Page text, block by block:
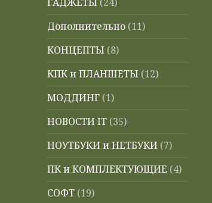
Дополнительно (11)
КОНЦЕПТЫ (8)
КПК и ПЛАНШЕТЫ (12)
МОДДИНГ (1)
НОВОСТИ IT (35)
НОУТБУКИ и НЕТБУКИ (7)
ПК и КОМПЛЕКТУЮЩИЕ (4)
СОФТ (19)